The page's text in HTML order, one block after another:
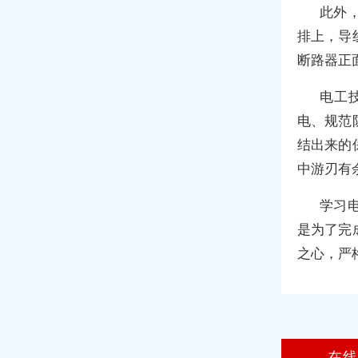
此外
排上，导
断路器正
电工
电、规范
结出来的
中游刃有
学习
是为了完
之心，严